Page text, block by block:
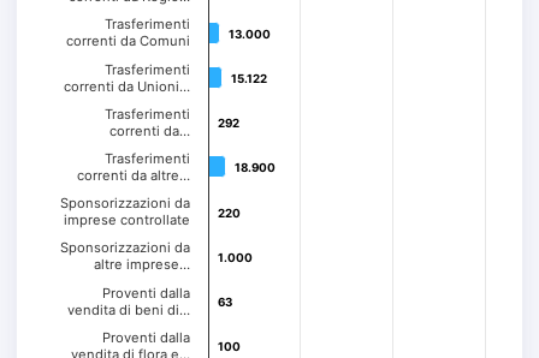
13.000
13.000
15.122
15.122
292
292
18.900
18.900
220
220
1.000
1.000
63
63
100
100
Trasferimenti
correnti da Comuni
Trasferimenti
correnti da Unioni…
Trasferimenti
correnti da…
Trasferimenti
correnti da altre…
Sponsorizzazioni da
imprese controllate
Sponsorizzazioni da
altre imprese…
Proventi dalla
vendita di beni di…
Proventi dalla
vendita di flora e…